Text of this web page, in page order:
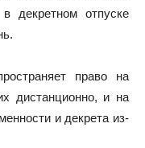
декретном отпуске
право на
дистанционно, и на
и декрета из-